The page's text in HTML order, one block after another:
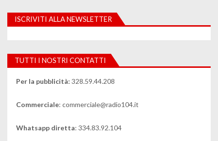
ISCRIVITI ALLA NEWSLETTER
TUTTI I NOSTRI CONTATTI
Per la pubblicità: 328.59.44.208
Commerciale: commerciale@radio104.it
Whatsapp diretta: 334.83.92.104